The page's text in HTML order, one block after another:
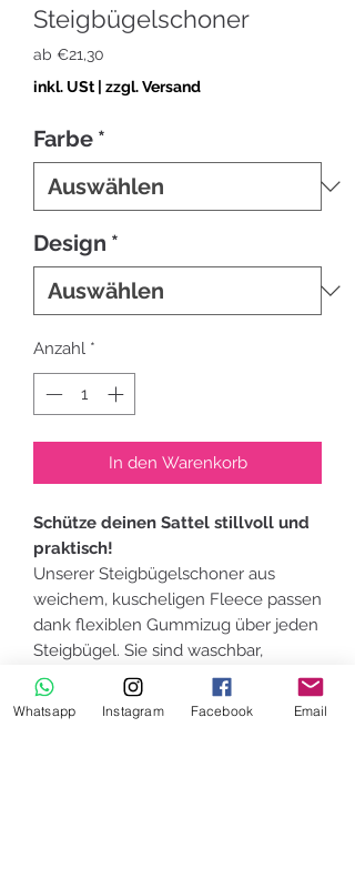
Steigbügelschoner
ab €21,30
Preis
inkl. USt | zzgl. Versand
Farbe *
Design *
Anzahl *
In den Warenkorb
Schütze deinen Sattel stillvoll und
praktisch!
Unserer Steigbügelschoner aus
weichem, kuscheligen Fleece passen
dank flexiblen Gummizug über jeden
Steigbügel. Sie sind waschbar,
pflegeleicht und verhindern Kratzer
und Abnutzungen an deinem Sattel -
Whatsapp Instagram Facebook Email